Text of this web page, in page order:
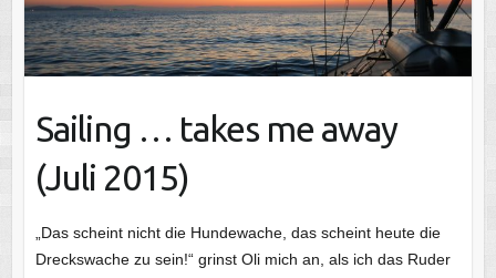
Sailing … takes me away
(Juli 2015)
„Das scheint nicht die Hundewache, das scheint heute die
Dreckswache zu sein!“ grinst Oli mich an, als ich das Ruder